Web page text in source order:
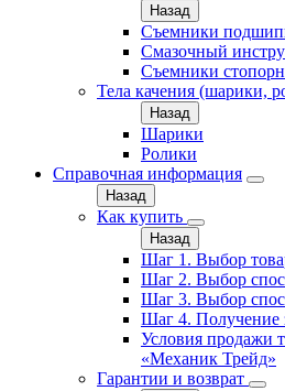
Назад
Съемники
Смазочный
Съемники
Тела качения (шарики,
Назад
Шарики
Ролики
Справочная информация
Назад
Как купить
Назад
Шаг 1. Выбор
Шаг 2. Выбор
Шаг 3. Выбор
Шаг 4. Получение
Условия продажи
«Механик Трейд»
Гарантии и возврат